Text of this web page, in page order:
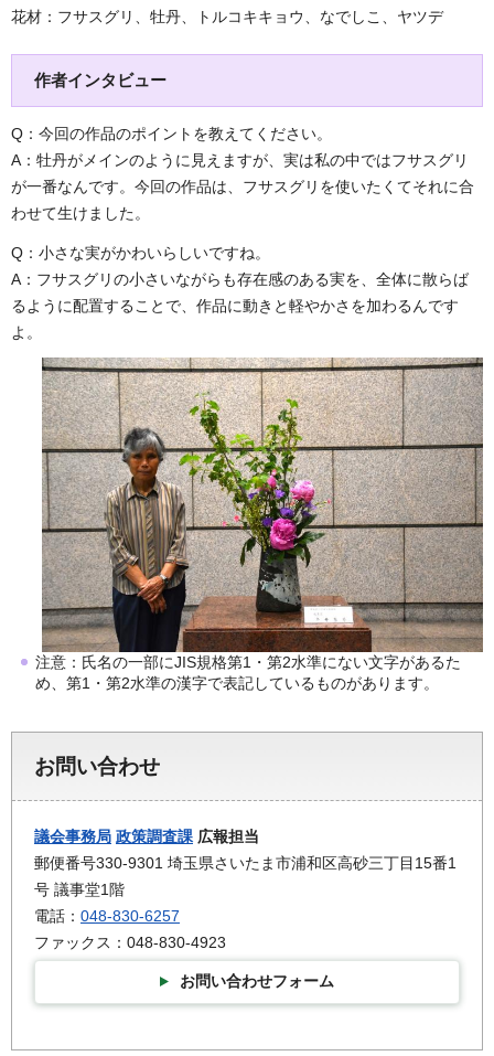
花材：フサスグリ、牡丹、トルコキキョウ、なでしこ、ヤツデ
作者インタビュー
Q：今回の作品のポイントを教えてください。
A：牡丹がメインのように見えますが、実は私の中ではフサスグリ
が一番なんです。今回の作品は、フサスグリを使いたくてそれに合
わせて生けました。
Q：小さな実がかわいらしいですね。
A：フサスグリの小さいながらも存在感のある実を、全体に散らば
るように配置することで、作品に動きと軽やかさを加わるんです
よ。
注意：氏名の一部にJIS規格第1・第2水準にない文字があるた
め、第1・第2水準の漢字で表記しているものがあります。
お問い合わせ
議会事務局 政策調査課 広報担当
郵便番号330-9301 埼玉県さいたま市浦和区高砂三丁目15番1
号 議事堂1階
電話： 048-830-6257
ファックス：048-830-4923
お問い合わせフォーム